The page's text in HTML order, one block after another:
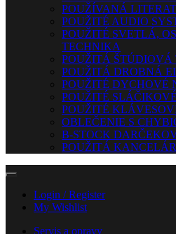
POUŽÍVANÁ
POUŽITÉ AUDIO
POUŽITÉ SVETLÁ,
TECHNIKA
POUŽITÁ ŠTÚDIOVÁ
POUŽITÁ DROBNÁ
POUŽITÉ DYCHOVÉ
POUŽITÉ
POUŽITÉ
OBLEČENIE S
B-STOCK
POUŽITÁ
Login / Register
My Wishlist
Servis a opravy